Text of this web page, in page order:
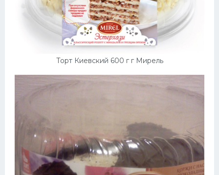
Торт Киевский 600 г г Мирель